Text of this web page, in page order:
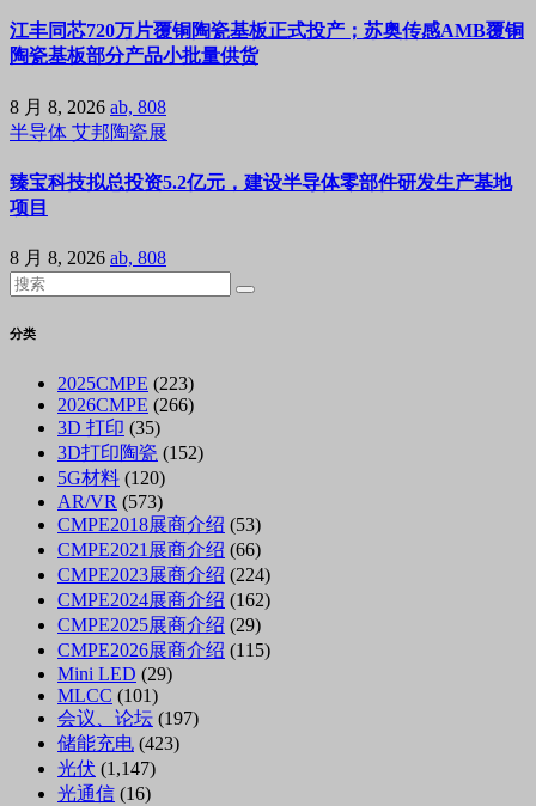
江丰同芯720万片覆铜陶瓷基板正式投产；苏奥传感AMB覆铜
陶瓷基板部分产品小批量供货
8 月 8, 2026 ab, 808
半导体 艾邦陶瓷展
臻宝科技拟总投资5.2亿元，建设半导体零部件研发生产基地
项目
8 月 8, 2026 ab, 808
分类
2025CMPE (223)
2026CMPE (266)
3D 打印 (35)
3D打印陶瓷 (152)
5G材料 (120)
AR/VR (573)
CMPE2018展商介绍 (53)
CMPE2021展商介绍 (66)
CMPE2023展商介绍 (224)
CMPE2024展商介绍 (162)
CMPE2025展商介绍 (29)
CMPE2026展商介绍 (115)
Mini LED (29)
MLCC (101)
会议、论坛 (197)
储能充电 (423)
光伏 (1,147)
光通信 (16)